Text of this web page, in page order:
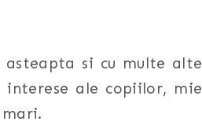
asteapta si cu multe
ale copiilor,